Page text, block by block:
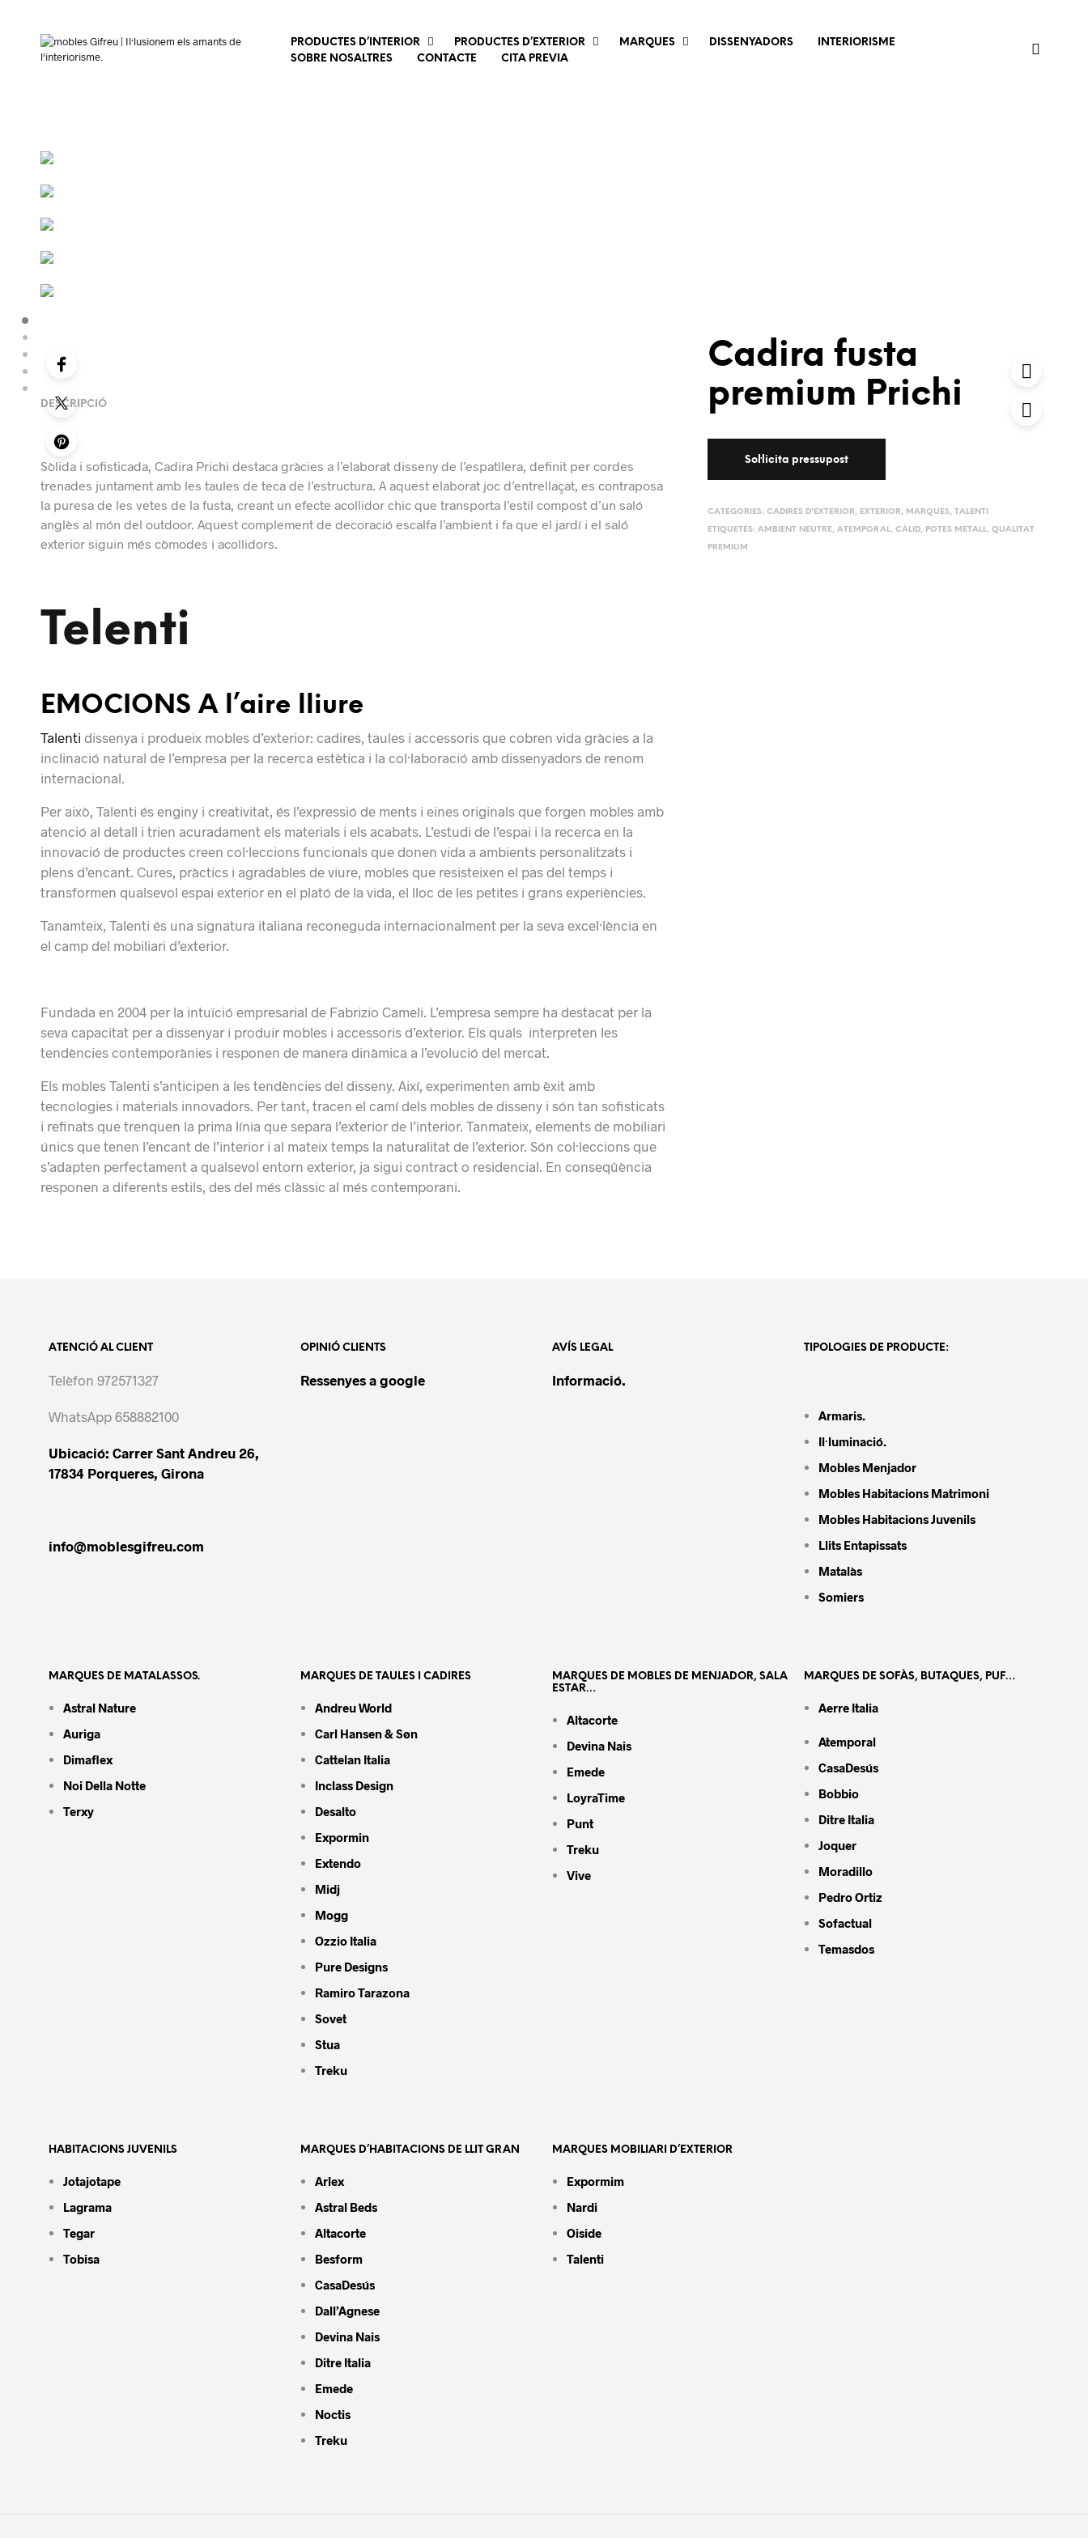
PRODUCTES D’INTERIOR PRODUCTES D’EXTERIOR MARQUES DISSENYADORS
INTERIORISME
SOBRE NOSALTRES
CONTACTE CITA PREVIA
Cadira fusta
premium Prichi
CATEGORIES: CADIRES D'EXTERIOR, EXTERIOR, MARQUES, TALENTI
ETIQUETES: AMBIENT NEUTRE, ATEMPORAL, CÀLID, POTES METALL, QUALITAT
PREMIUM
DESCRIPCIÓ
Sòlida i sofisticada, Cadira Prichi destaca gràcies a l’elaborat disseny de l’espatllera, definit per cordes
trenades juntament amb les taules de teca de l’estructura. A aquest elaborat joc d’entrellaçat, es contraposa
la puresa de les vetes de la fusta, creant un efecte acollidor chic que transporta l’estil compost d’un saló
anglès al món del outdoor. Aquest complement de decoració escalfa l’ambient i fa que el jardí i el saló
exterior siguin més còmodes i acollidors.
Telenti
EMOCIONS A l’aire lliure
Talenti dissenya i produeix mobles d’exterior: cadires, taules i accessoris que cobren vida gràcies a la
inclinació natural de l’empresa per la recerca estètica i la col·laboració amb dissenyadors de renom
internacional.
Per això, Talenti és enginy i creativitat, és l’expressió de ments i eines originals que forgen mobles amb
atenció al detall i trien acuradament els materials i els acabats. L’estudi de l’espai i la recerca en la
innovació de productes creen col·leccions funcionals que donen vida a ambients personalitzats i
plens d’encant. Cures, pràctics i agradables de viure, mobles que resisteixen el pas del temps i
transformen qualsevol espai exterior en el plató de la vida, el lloc de les petites i grans experiències.
Tanamteix, Talenti és una signatura italiana reconeguda internacionalment per la seva excel·lència en
el camp del mobiliari d’exterior.
Fundada en 2004 per la intuïció empresarial de Fabrizio Cameli. L’empresa sempre ha destacat per la
seva capacitat per a dissenyar i produir mobles i accessoris d’exterior. Els quals interpreten les
tendències contemporànies i responen de manera dinàmica a l’evolució del mercat.
Els mobles Talenti s’anticipen a les tendències del disseny. Així, experimenten amb èxit amb
tecnologies i materials innovadors. Per tant, tracen el camí dels mobles de disseny i són tan sofisticats
i refinats que trenquen la prima línia que separa l’exterior de l’interior. Tanmateix, elements de mobiliari
únics que tenen l’encant de l’interior i al mateix temps la naturalitat de l’exterior. Són col·leccions que
s’adapten perfectament a qualsevol entorn exterior, ja sigui contract o residencial. En conseqûència
responen a diferents estils, des del més clàssic al més contemporani.
ATENCIÓ AL CLIENT
Telèfon 972571327
WhatsApp 658882100
Ubicació: Carrer Sant Andreu 26,
17834 Porqueres, Girona
info@moblesgifreu.com
OPINIÓ CLIENTS
Ressenyes a google
AVÍS LEGAL
Informació.
TIPOLOGIES DE PRODUCTE:
Armaris.
Il·luminació.
Mobles Menjador
Mobles Habitacions Matrimoni
Mobles Habitacions Juvenils
Llits Entapissats
Matalàs
Somiers
MARQUES DE MATALASSOS.
Astral Nature
Auriga
Dimaflex
Noi Della Notte
Terxy
MARQUES DE TAULES I CADIRES
Andreu World
Carl Hansen & Søn
Cattelan Italia
Inclass Design
Desalto
Expormin
Extendo
Midj
Mogg
Ozzio Italia
Pure Designs
Ramiro Tarazona
Sovet
Stua
Treku
MARQUES DE MOBLES DE MENJADOR, SALA
ESTAR…
Altacorte
Devina Nais
Emede
LoyraTime
Punt
Treku
Vive
MARQUES DE SOFÀS, BUTAQUES, PUF…
Aerre Italia
Atemporal
CasaDesús
Bobbio
Ditre Italia
Joquer
Moradillo
Pedro Ortiz
Sofactual
Temasdos
HABITACIONS JUVENILS
Jotajotape
Lagrama
Tegar
Tobisa
MARQUES D’HABITACIONS DE LLIT GRAN
Arlex
Astral Beds
Altacorte
Besform
CasaDesús
Dall’Agnese
Devina Nais
Ditre Italia
Emede
Noctis
Treku
MARQUES MOBILIARI D’EXTERIOR
Expormim
Nardi
Oiside
Talenti